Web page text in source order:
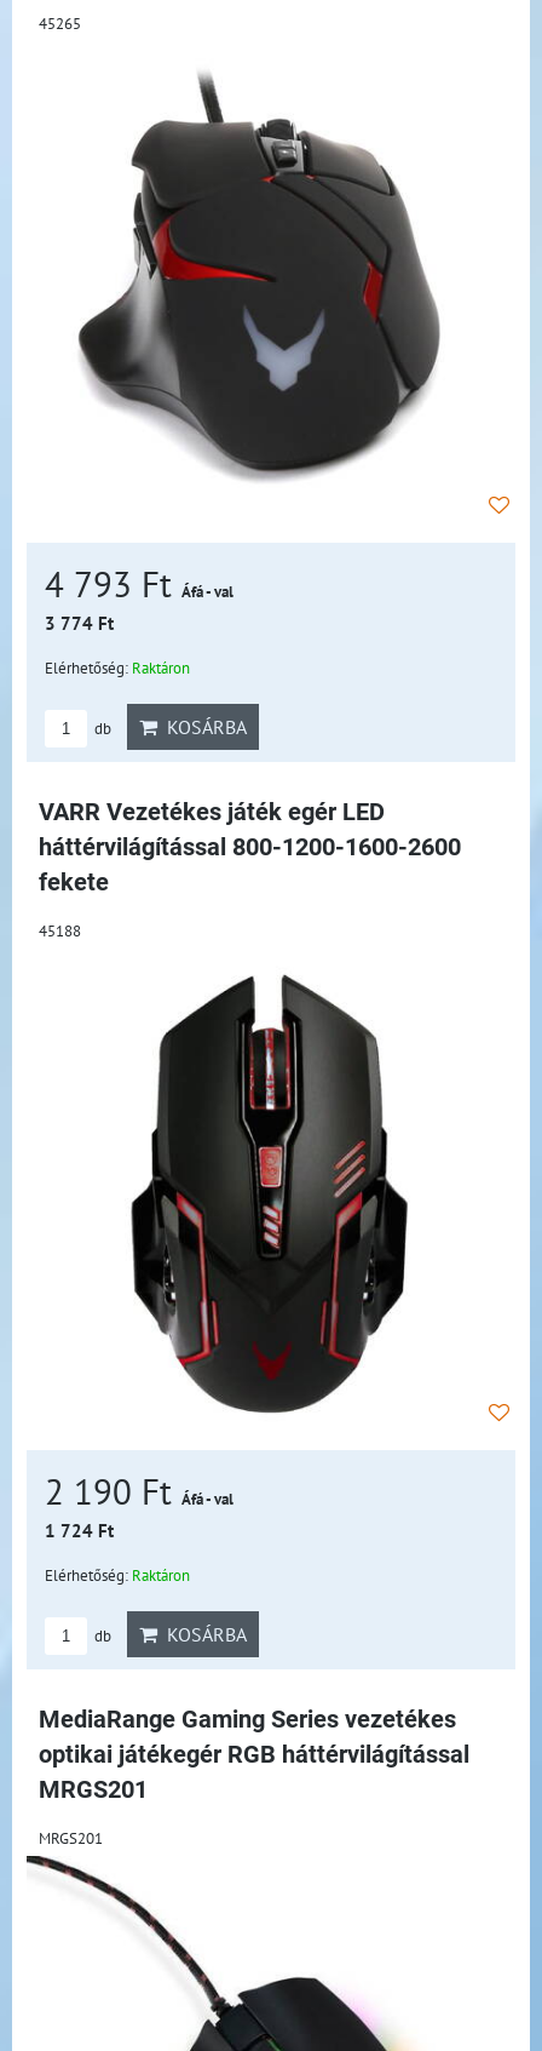
45265
4 793 Ft Áfá - val
3 774 Ft
Elérhetőség: Raktáron
db KOSÁRBA
VARR Vezetékes játék egér LED
háttérvilágítással 800-1200-1600-2600
fekete
45188
2 190 Ft Áfá - val
1 724 Ft
Elérhetőség: Raktáron
db KOSÁRBA
MediaRange Gaming Series vezetékes
optikai játékegér RGB háttérvilágítással
MRGS201
MRGS201